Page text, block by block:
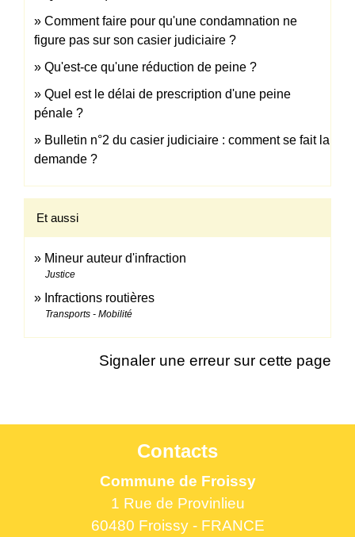
Comment faire pour qu'une condamnation ne
figure pas sur son casier judiciaire ?
Qu'est-ce qu'une réduction de peine ?
Quel est le délai de prescription d'une peine
pénale ?
Bulletin n°2 du casier judiciaire : comment se fait la
demande ?
Et aussi
Mineur auteur d'infraction
Justice
Infractions routières
Transports - Mobilité
Signaler une erreur sur cette page
Contacts
Commune de Froissy
1 Rue de Provinlieu
60480 Froissy - FRANCE